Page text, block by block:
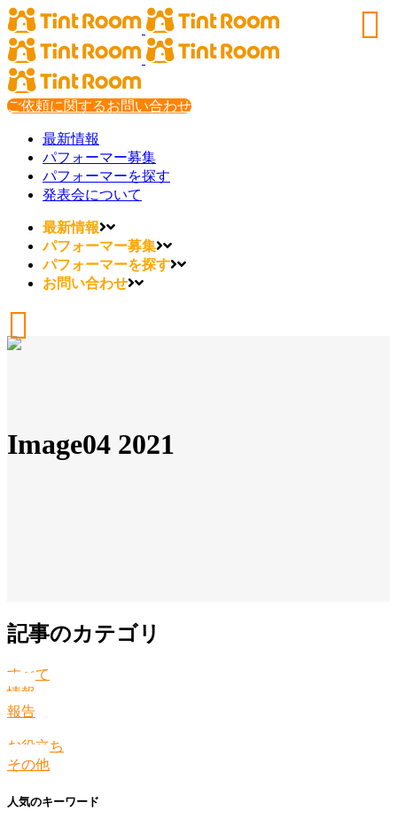
ご依頼に関するお問い合わせ
最新情報
パフォーマー募集
パフォーマーを探す
発表会について
最新情報
パフォーマー募集
パフォーマーを探す
お問い合わせ
Image04 2021
記事のカテゴリ
すべて
情報
報告
お役立ち
その他
人気のキーワード